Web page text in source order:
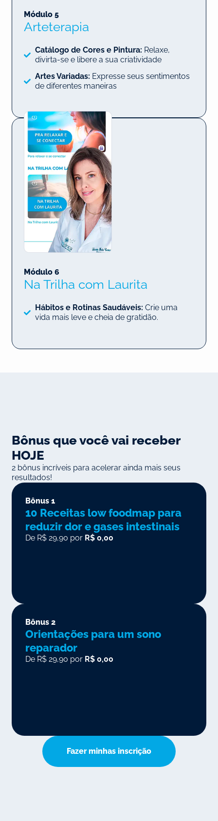
Módulo 5
Arteterapia
Catálogo de Cores e Pintura: Relaxe,
divirta-se e libere a sua criatividade
Artes Variadas: Expresse seus sentimentos
de diferentes maneiras
Módulo 6
Na Trilha com Laurita
Hábitos e Rotinas Saudáveis: Crie uma
vida mais leve e cheia de gratidão.
Bônus que você vai receber
HOJE
2 bônus incríveis para acelerar ainda mais seus
resultados!
Bônus 1
10 Receitas low foodmap para
reduzir dor e gases intestinais
De R$ 29,90 por R$ 0,00
Bônus 2
Orientações para um sono
reparador
De R$ 29,90 por R$ 0,00
Fazer minhas inscrição